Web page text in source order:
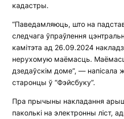
кадастры.
“Паведамляюць, што на
следчага ўпраўлення
камітэта ад 26.09.2024
нерухомую маёмасць.
дзедаўскім доме”, — напісала
старонцы ў “Фэйсбуку”.
Пра прычыны накладання
паколькі на электронны ліст,